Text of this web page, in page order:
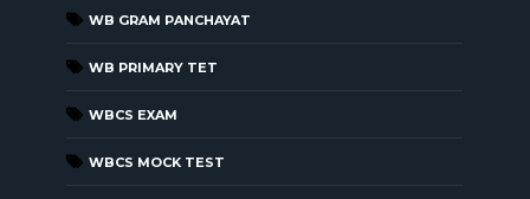
WB GRAM PANCHAYAT
WB PRIMARY TET
WBCS EXAM
WBCS MOCK TEST